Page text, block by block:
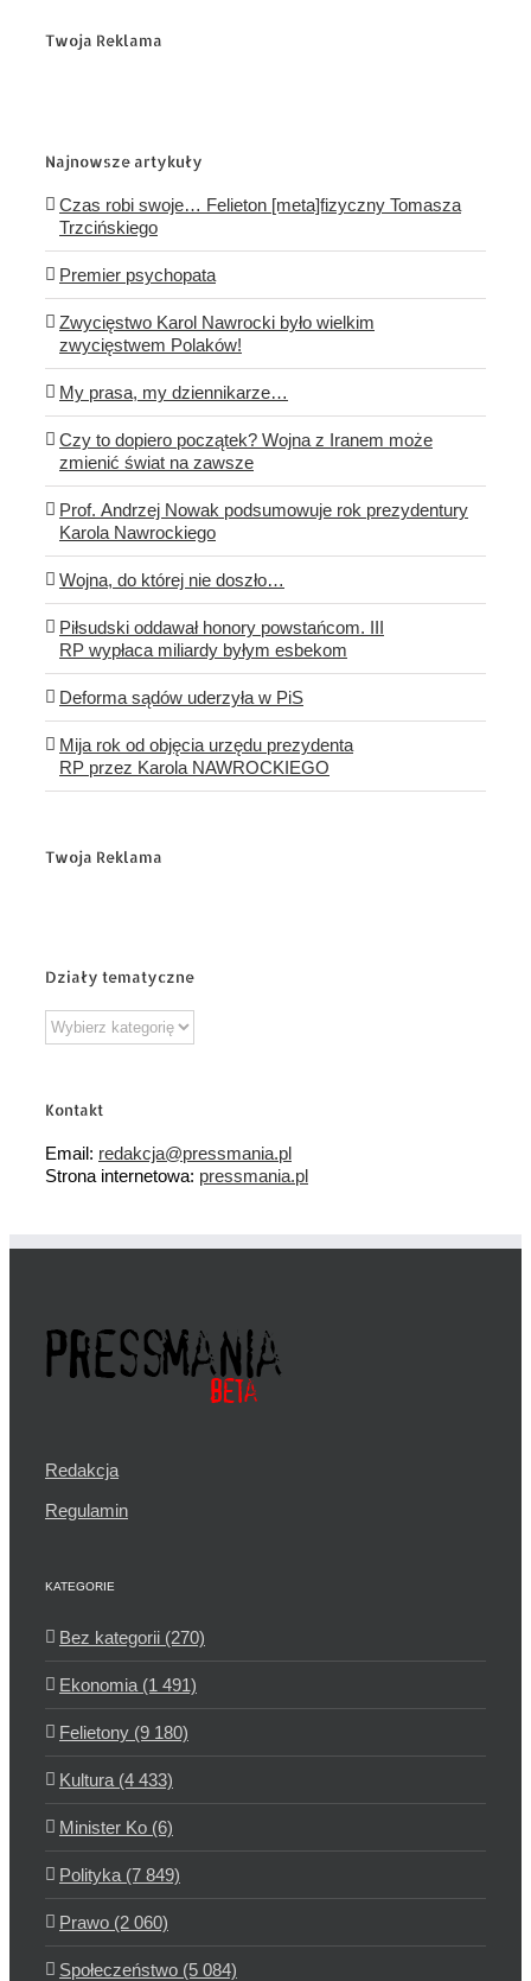
Twoja Reklama
Najnowsze artykuły
Czas robi swoje… Felieton [meta]fizyczny Tomasza
Trzcińskiego
Premier psychopata
Zwycięstwo Karol Nawrocki było wielkim
zwycięstwem Polaków!
My prasa, my dziennikarze…
Czy to dopiero początek? Wojna z Iranem może
zmienić świat na zawsze
Prof. Andrzej Nowak podsumowuje rok prezydentury
Karola Nawrockiego
Wojna, do której nie doszło…
Piłsudski oddawał honory powstańcom. III
RP wypłaca miliardy byłym esbekom
Deforma sądów uderzyła w PiS
Mija rok od objęcia urzędu prezydenta
RP przez Karola NAWROCKIEGO
Twoja Reklama
Działy tematyczne
Działy
tematyczne
Kontakt
Email: redakcja@pressmania.pl
Strona internetowa: pressmania.pl
Redakcja
Regulamin
KATEGORIE
Bez kategorii (270)
Ekonomia (1 491)
Felietony (9 180)
Kultura (4 433)
Minister Ko (6)
Polityka (7 849)
Prawo (2 060)
Społeczeństwo (5 084)